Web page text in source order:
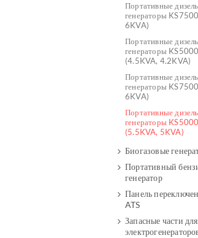
Портативные
генераторы
6KVA)
Портативные
генераторы
(4.5KVA, 4.2KVA)
Портативные
генераторы
6KVA)
Портативные
генераторы
(5.5KVA, 5KVA)
Биогазовые
Портативный
генератор
Панель
ATS
Запасные части для